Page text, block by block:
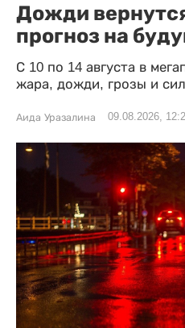
Дожди
прогноз на
С 10 по 14 августа в
жара, дожди, грозы и
Аида Уразалина 09.08.2026,